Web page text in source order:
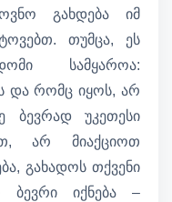
გახდება იმ
თუმცა, ეს
სამყაროა:
და რომც იყოს, არ
ბევრად უკეთესი
არ მიაქციოთ
გახადოს თქვენი
ბევრი იქნება –